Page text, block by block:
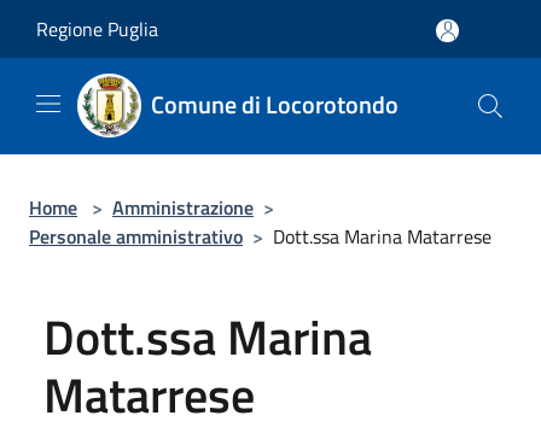
Regione Puglia
Comune di Locorotondo
Home > Amministrazione >
Personale amministrativo > Dott.ssa Marina Matarrese
Dott.ssa Marina
Matarrese